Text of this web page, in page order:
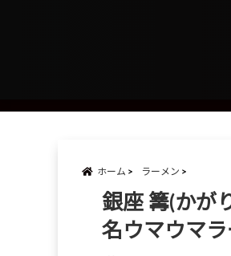
ホーム ラーメン
銀座 篝(かが
名ウマウマラ